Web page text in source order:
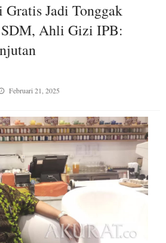
Jadi Tonggak
SDM, Ahli Gizi IPB:
Posted
Februari 21, 2025